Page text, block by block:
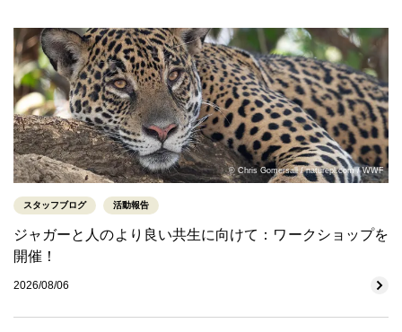
© Chris Gomersall / naturepl.com / WWF
スタッフブログ 活動報告
ジャガーと人のより良い共生に向けて：ワークショップを
開催！
2026/08/06